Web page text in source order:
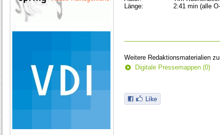
Länge:
2:41 min (alle
Weitere Redaktionsmaterialien
Digitale Pressemappen (0)